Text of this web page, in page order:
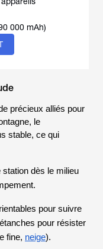
précieux alliés pour
le
stable, ce qui
station dès le milieu
pour suivre
pour résister
fine, neige).